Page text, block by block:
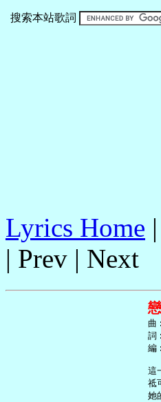
搜索本站歌詞
Lyrics Home |
| Prev | Next
     曲︰
     詞︰
     編︰
這
祗
她